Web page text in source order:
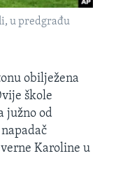
u predgrađu
obilježena
škole
južno od
Karoline u